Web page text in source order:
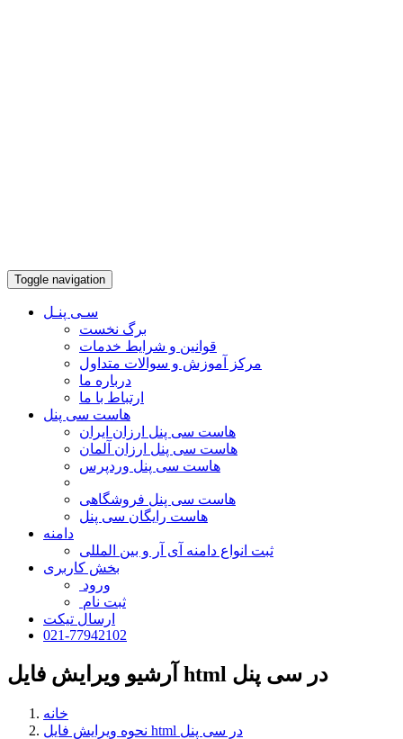
Toggle navigation
سـی پنـل
برگ نخست
قوانین و شرایط خدمات
مرکز آموزش و سوالات متداول
درباره ما
ارتباط با ما
هاست سی پنل
هاست سی پنل ارزان ایران
هاست سی پنل ارزان آلمان
هاست سی پنل وردپرس
هاست سی پنل فروشگاهی
هاست رایگان سی پنل
دامنه
ثبت انواع دامنه آی آر و بین المللی
بخش کاربری
ورود
ثبت نام
ارسال تیکت
021-77942102
آرشیو ویرایش فایل html در سی پنل
خانه
نحوه ویرایش فایل html در سی پنل